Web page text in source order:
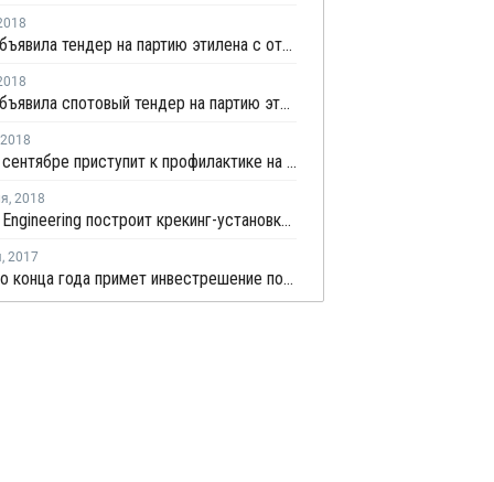
PTTGC объявила тендер на партию этилена с отгрузкой во второй половине июля
PTTGC объявила спотовый тендер на партию этилена с отгрузкой в конце июня - начале июля
2018
PTTGC в сентябре приступит к профилактике на крекинг-установке № 1 в Таиланде
, 2018
Samsung Engineering построит крекинг-установку для PTTGC в Таиланде
, 2017
PTTGC до конца года примет инвестрешение по строительству крекинг-установки в Таиланде